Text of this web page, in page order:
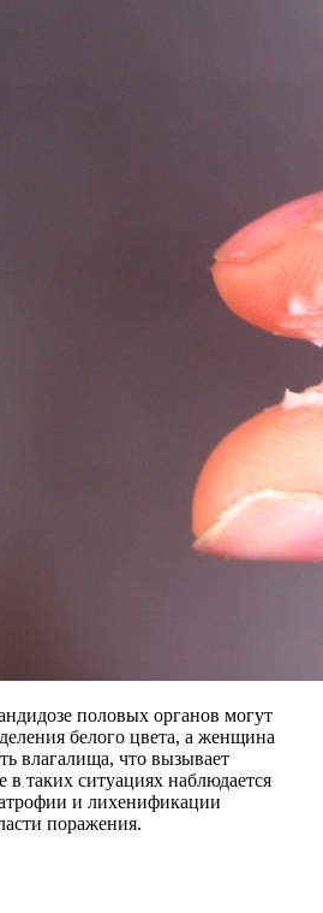
половых органов могут
белого цвета, а женщина
влагалища, что вызывает
таких ситуациях наблюдается
и лихенификации
поражения.